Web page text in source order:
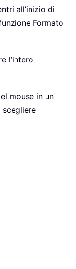
all’inizio di
Formato
l’intero
mouse in un
scegliere